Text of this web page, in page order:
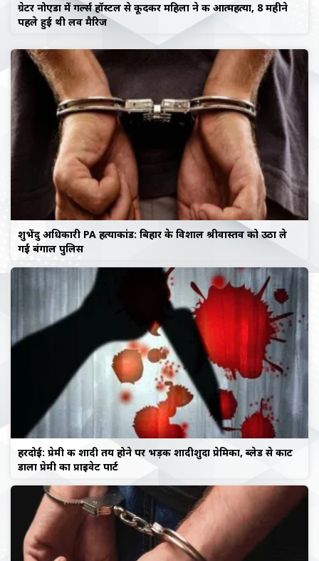
ग्रेटर नोएडा में गर्ल्स हॉस्टल से कूदकर महिला ने की आत्महत्या, 8 महीने
पहले हुई थी लव मैरिज
शुभेंदु अधिकारी PA हत्याकांड: बिहार के विशाल श्रीवास्तव को उठा ले
गई बंगाल पुलिस
हरदोई: प्रेमी की शादी तय होने पर भड़की शादीशुदा प्रेमिका, ब्लेड से काट
डाला प्रेमी का प्राइवेट पार्ट